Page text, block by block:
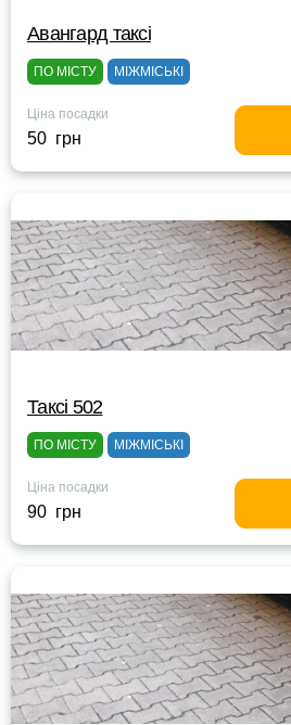
Авангард таксі
ПО МІСТУ МІЖМІСЬКІ
Ціна посадки
50 грн
Таксі 502
ПО МІСТУ МІЖМІСЬКІ
Ціна посадки
90 грн